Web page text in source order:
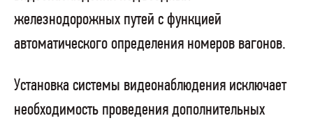
железнодорожных путей с функцией
автоматического определения номеров вагонов.
Установка системы видеонаблюдения исключает
необходимость проведения дополнительных